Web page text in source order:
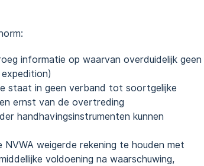
informatie op waarvan overduidelijk geen
staat in geen verband tot soortgelijke
ernst van de overtreding
handhavingsinstrumenten kunnen
NVWA weigerde rekening te houden met
voldoening na waarschuwing,